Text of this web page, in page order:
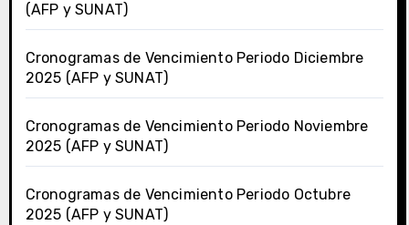
(AFP y SUNAT)
Cronogramas de Vencimiento Periodo Diciembre
2025 (AFP y SUNAT)
Cronogramas de Vencimiento Periodo Noviembre
2025 (AFP y SUNAT)
Cronogramas de Vencimiento Periodo Octubre
2025 (AFP y SUNAT)